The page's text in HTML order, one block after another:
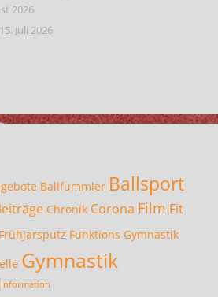
2026
15. Juli 2026
Ballfummler Ballsport
Chronik Corona Film Fit
Frühjarsputz Funktions Gymnastik
Gymnastik
Information